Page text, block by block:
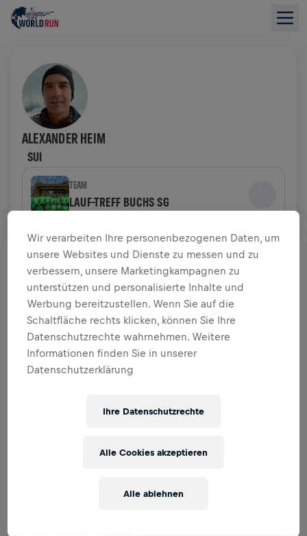
ALEXANDER HEIM
SUI
TEAM
LAUF-TREFF BUCHS SG
SPENDENÜBERSICHT
$ 0,00 GESAMMELT VON $ 0,00 ZIEL
SPENDENAKTION SPENDEN
Deine Spende macht den Unterschied! 100 % davon
fließen in die Rückenmarksforschung.
10. Mai 2026
Wir verarbeiten Ihre personenbezogenen Daten, um
unsere Websites und Dienste zu messen und zu
verbessern, unsere Marketingkampagnen zu
unterstützen und personalisierte Inhalte und
Werbung bereitzustellen. Wenn Sie auf die
Schaltfläche rechts klicken, können Sie Ihre
Datenschutzrechte wahrnehmen. Weitere
Informationen finden Sie in unserer
Datenschutzerklärung
Ihre Datenschutzrechte
Alle ablehnen
Alle Cookies akzeptieren